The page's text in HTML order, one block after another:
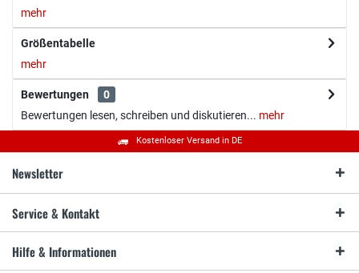
mehr
Größentabelle
mehr
Bewertungen
0
Bewertungen lesen, schreiben und diskutieren... mehr
Kostenloser Versand in DE
Newsletter
Service & Kontakt
Hilfe & Informationen